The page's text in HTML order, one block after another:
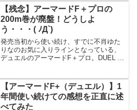
ライトゲームクリップ posted with カエ...
【残念】アーマードF＋プロの
200m巻が廃盤！どうしよ
う・・・( ﾉД`)
発売当初から使い続け、すでに不肖ゆた
りなのお気に入りラインとなっている、
デュエルのアーマードF＋プロ。DUEL デ
レバ Yahooシ...
【アーマードF+（デュエル）】1
年間使い続けての感想を正直に述
べてみた